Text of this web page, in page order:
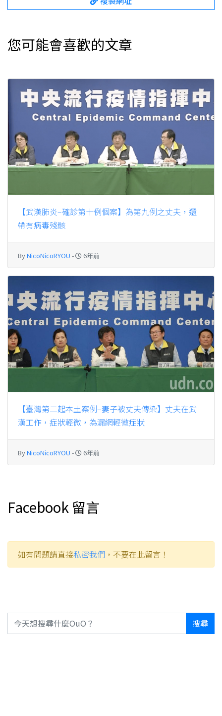
您可能會喜歡的文章
【武漢肺炎–確診第十例個案】為第九例之丈夫，還
帶有病毒殘骸
ByNicoNicoRYOU - 6年前
【臺灣第二起本土案例–妻子被丈夫傳染】丈夫在武
漢工作，症狀輕微，為漏網輕微症狀
ByNicoNicoRYOU - 6年前
Facebook 留言
如有問題請直接私密我們 ，不要在此留言！
搜尋